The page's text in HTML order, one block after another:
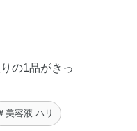
の1品がきっ
美容液 ハリ